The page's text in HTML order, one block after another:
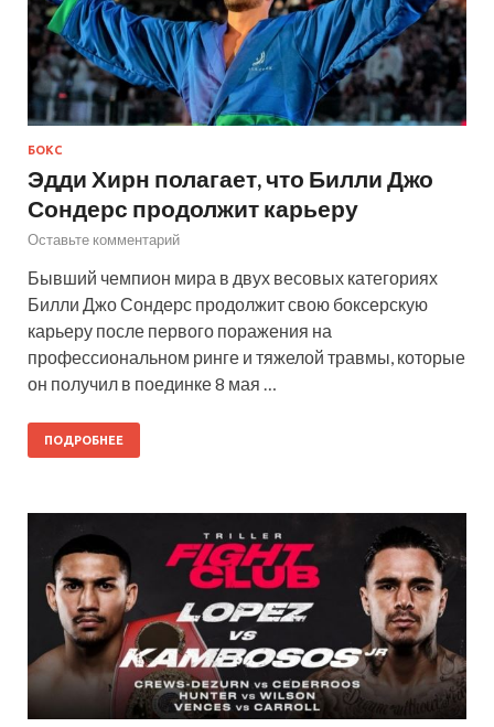
БОКС
Эдди Хирн полагает, что Билли Джо
Сондерс продолжит карьеру
Оставьте комментарий
Бывший чемпион мира в двух весовых категориях
Билли Джо Сондерс продолжит свою боксерскую
карьеру после первого поражения на
профессиональном ринге и тяжелой травмы, которые
он получил в поединке 8 мая …
ПОДРОБНЕЕ